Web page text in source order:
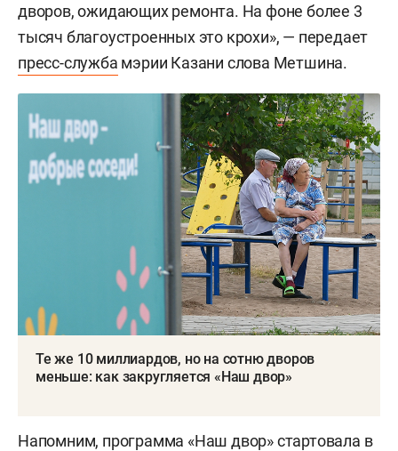
дворов, ожидающих ремонта. На фоне более 3
тысяч благоустроенных это крохи», — передает
пресс-служба мэрии Казани слова Метшина.
Те же 10 миллиардов, но на сотню дворов
меньше: как закругляется «Наш двор»
Напомним, программа «Наш двор» стартовала в